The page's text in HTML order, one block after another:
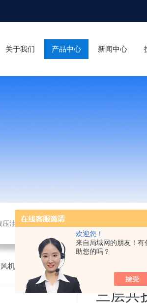
欢迎您！
来自局域网的朋友！有
助您的吗？
关于我们 产品中心 新闻中心
压油冷却机
机 >CBE-28AF三层共挤真空镀膜冷却装置
三层共